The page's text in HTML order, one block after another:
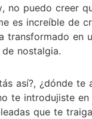
no puedo creer
es increíble de
transformado en
nostalgia.
así?, ¿dónde te
te introdujiste en
que te